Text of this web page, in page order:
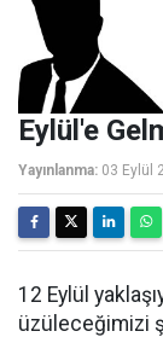
Eylül'e
Yayınlanma: 03 Eylül
12 Eylül
üzüleceğimizi